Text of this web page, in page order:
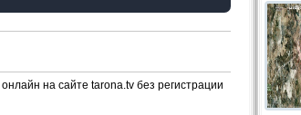
на сайте tarona.tv без регистрации